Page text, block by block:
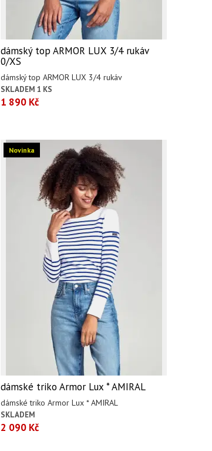
dámský top ARMOR LUX 3/4 rukáv
0/XS
dámský top ARMOR LUX 3/4 rukáv
SKLADEM 1 KS
1 890 Kč
Novinka
dámské triko Armor Lux * AMIRAL
dámské triko Armor Lux * AMIRAL
SKLADEM
2 090 Kč